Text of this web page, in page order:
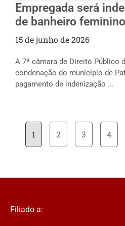
Empregada será
de banheiro feminino
15 de junho de 2026
A 7ª câmara de Direito Público
condenação do município de
pagamento de indenização ...
1 2 3 4
Filiado a: